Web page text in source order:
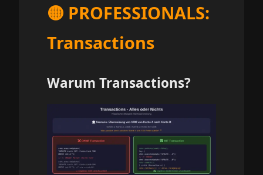
🟡 PROFESSIONALS:
Transactions
Warum Transactions?